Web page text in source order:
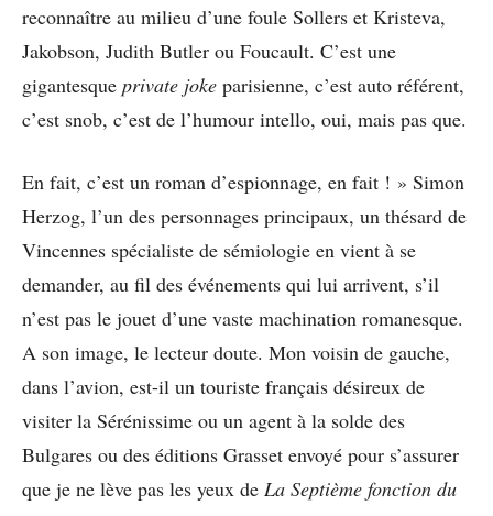
reconnaître au milieu d’une foule Sollers et Kristeva,
Jakobson, Judith Butler ou Foucault. C’est une
gigantesque private joke parisienne, c’est auto référent,
c’est snob, c’est de l’humour intello, oui, mais pas que.
En fait, c’est un roman d’espionnage, en fait ! » Simon
Herzog, l’un des personnages principaux, un thésard de
Vincennes spécialiste de sémiologie en vient à se
demander, au fil des événements qui lui arrivent, s’il
n’est pas le jouet d’une vaste machination romanesque.
A son image, le lecteur doute. Mon voisin de gauche,
dans l’avion, est-il un touriste français désireux de
visiter la Sérénissime ou un agent à la solde des
Bulgares ou des éditions Grasset envoyé pour s’assurer
que je ne lève pas les yeux de La Septième fonction du